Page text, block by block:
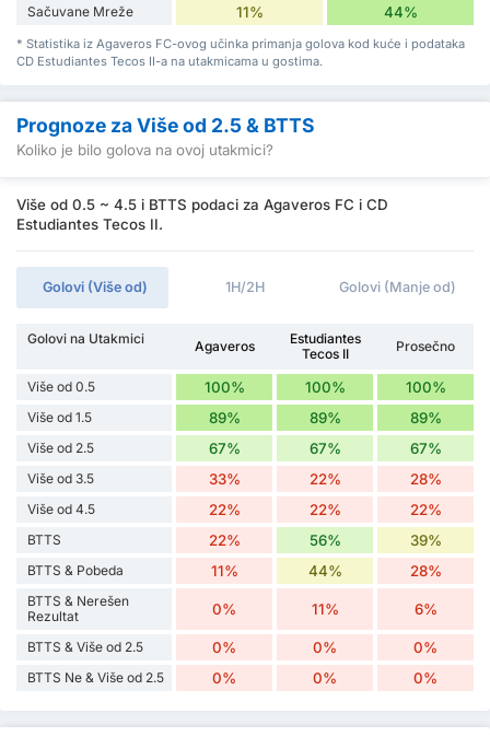
Sačuvane Mreže 11% 44%
* Statistika iz Agaveros FC-ovog učinka primanja golova kod kuće i podataka
CD Estudiantes Tecos II-a na utakmicama u gostima.
Prognoze za Više od 2.5 & BTTS
Koliko je bilo golova na ovoj utakmici?
Više od 0.5 ~ 4.5 i BTTS podaci za Agaveros FC i CD
Estudiantes Tecos II.
Golovi (Više od) 1H/2H Golovi (Manje od)
Golovi na Utakmici Agaveros
Estudiantes
Tecos II
Prosečno
Više od 0.5 100% 100% 100%
Više od 1.5 89% 89% 89%
Više od 2.5 67% 67% 67%
Više od 3.5 33% 22% 28%
Više od 4.5 22% 22% 22%
BTTS 22% 56% 39%
BTTS & Pobeda 11% 44% 28%
BTTS & Nerešen
Rezultat
0% 11% 6%
BTTS & Više od 2.5 0% 0% 0%
BTTS Ne & Više od 2.5 0% 0% 0%